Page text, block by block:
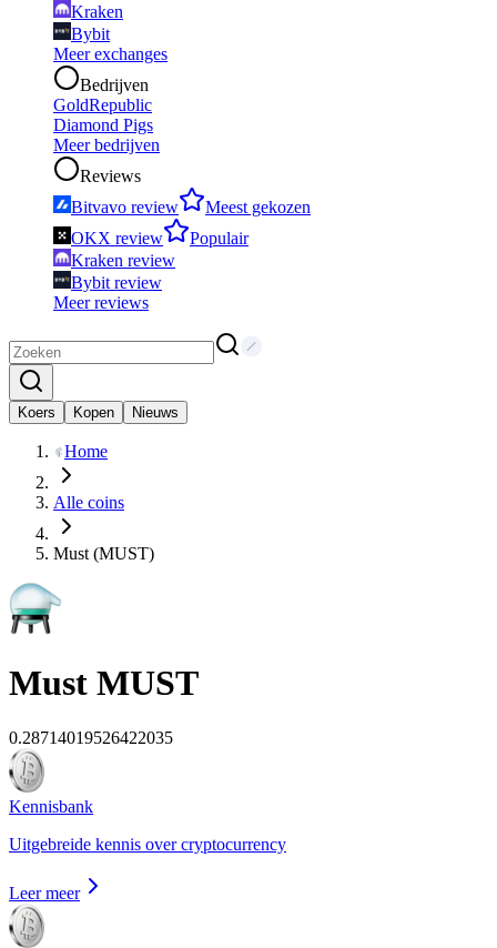
Kraken
Bybit
Meer exchanges
Bedrijven
GoldRepublic
Diamond Pigs
Meer bedrijven
Reviews
Bitvavo review
Meest gekozen
OKX review
Populair
Kraken review
Bybit review
Meer reviews
Koers Kopen Nieuws
Home
Alle coins
Must (MUST)
Must MUST
0.28714019526422035
Kennisbank
Uitgebreide kennis over cryptocurrency
Leer meer